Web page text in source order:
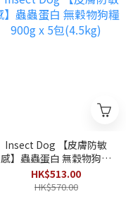
Insect Dog 【皮膚防敏
感】蟲蟲蛋白 無穀物狗糧
900g x 5包(4.5kg)
HK$513.00
HK$570.00